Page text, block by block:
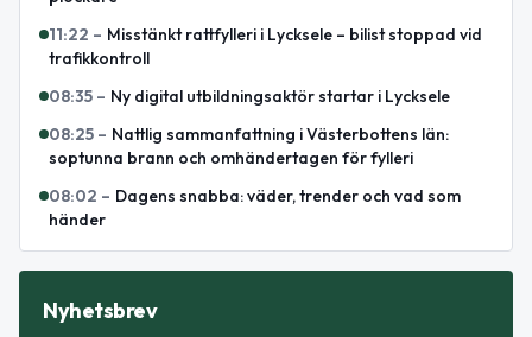
11:22 – Misstänkt rattfylleri i Lycksele – bilist stoppad vid
trafikkontroll
08:35 – Ny digital utbildningsaktör startar i Lycksele
08:25 – Nattlig sammanfattning i Västerbottens län:
soptunna brann och omhändertagen för fylleri
08:02 – Dagens snabba: väder, trender och vad som
händer
Nyhetsbrev